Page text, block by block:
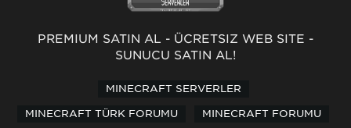
PREMİUM SATIN AL - ÜCRETSİZ WEB SİTE -
SUNUCU SATIN AL!
MINECRAFT SERVERLER
MINECRAFT TÜRK FORUMU MINECRAFT FORUMU